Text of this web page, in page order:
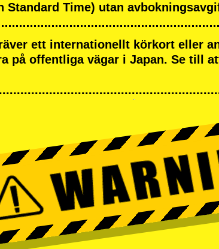
Standard Time) utan
ett internationellt körkort eller
på offentliga vägar i Japan. Se till